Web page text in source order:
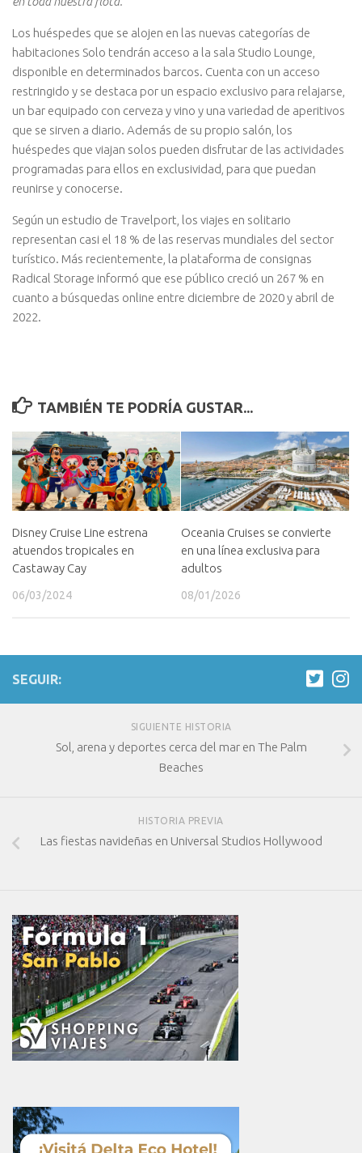
Los huéspedes que se alojen en las nuevas categorías de
habitaciones Solo tendrán acceso a la sala Studio Lounge,
disponible en determinados barcos. Cuenta con un acceso
restringido y se destaca por un espacio exclusivo para relajarse,
un bar equipado con cerveza y vino y una variedad de aperitivos
que se sirven a diario. Además de su propio salón, los
huéspedes que viajan solos pueden disfrutar de las actividades
programadas para ellos en exclusividad, para que puedan
reunirse y conocerse.
Según un estudio de Travelport, los viajes en solitario
representan casi el 18 % de las reservas mundiales del sector
turístico. Más recientemente, la plataforma de consignas
Radical Storage informó que ese público creció un 267 % en
cuanto a búsquedas online entre diciembre de 2020 y abril de
2022.
TAMBIÉN TE PODRÍA GUSTAR...
Disney Cruise Line estrena
atuendos tropicales en
Castaway Cay
06/03/2024
Oceania Cruises se convierte
en una línea exclusiva para
adultos
08/01/2026
SEGUIR:
SIGUIENTE HISTORIA
Sol, arena y deportes cerca del mar en The Palm
Beaches
HISTORIA PREVIA
Las fiestas navideñas en Universal Studios Hollywood